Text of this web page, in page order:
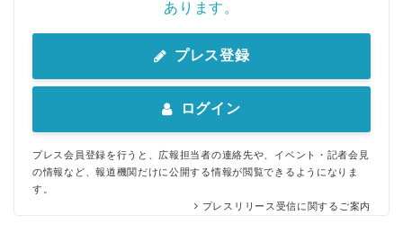
あります。
プレス登録
ログイン
プレス会員登録を行うと、広報担当者の連絡先や、イベント・記者会見
の情報など、報道機関だけに公開する情報が閲覧できるようになりま
す。
プレスリリース受信に関するご案内